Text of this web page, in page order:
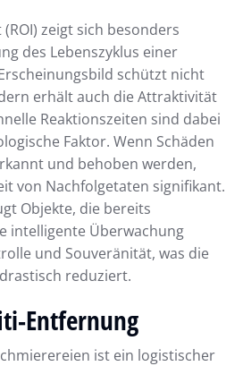
zeigt sich besonders
des Lebenszyklus einer
schützt nicht
erhält auch die Attraktivität
Reaktionszeiten sind dabei
Faktor. Wenn Schäden
und behoben werden,
von Nachfolgetaten signifikant.
Objekte, die bereits
intelligente Überwachung
und Souveränität, was die
reduziert.
Entfernung
ist ein logistischer